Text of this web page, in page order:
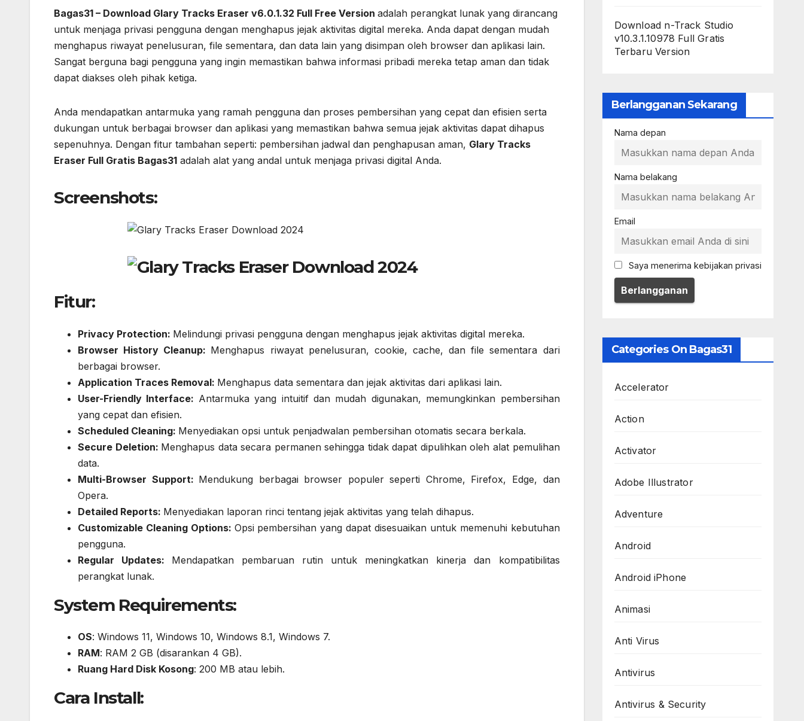
Bagas31 – Download Glary Tracks Eraser v6.0.1.32 Full Free Version adalah perangkat lunak yang dirancang
untuk menjaga privasi pengguna dengan menghapus jejak aktivitas digital mereka. Anda dapat dengan mudah
menghapus riwayat penelusuran, file sementara, dan data lain yang disimpan oleh browser dan aplikasi lain.
Sangat berguna bagi pengguna yang ingin memastikan bahwa informasi pribadi mereka tetap aman dan tidak
dapat diakses oleh pihak ketiga.
Anda mendapatkan antarmuka yang ramah pengguna dan proses pembersihan yang cepat dan efisien serta
dukungan untuk berbagai browser dan aplikasi yang memastikan bahwa semua jejak aktivitas dapat dihapus
sepenuhnya. Dengan fitur tambahan seperti: pembersihan jadwal dan penghapusan aman, Glary Tracks
Eraser Full Gratis Bagas31 adalah alat yang andal untuk menjaga privasi digital Anda.
Screenshots:
Fitur:
Privacy Protection: Melindungi privasi pengguna dengan menghapus jejak aktivitas digital mereka.
Browser History Cleanup: Menghapus riwayat penelusuran, cookie, cache, dan file sementara dari
berbagai browser.
Application Traces Removal: Menghapus data sementara dan jejak aktivitas dari aplikasi lain.
User-Friendly Interface: Antarmuka yang intuitif dan mudah digunakan, memungkinkan pembersihan
yang cepat dan efisien.
Scheduled Cleaning: Menyediakan opsi untuk penjadwalan pembersihan otomatis secara berkala.
Secure Deletion: Menghapus data secara permanen sehingga tidak dapat dipulihkan oleh alat pemulihan
data.
Multi-Browser Support: Mendukung berbagai browser populer seperti Chrome, Firefox, Edge, dan
Opera.
Detailed Reports: Menyediakan laporan rinci tentang jejak aktivitas yang telah dihapus.
Customizable Cleaning Options: Opsi pembersihan yang dapat disesuaikan untuk memenuhi kebutuhan
pengguna.
Regular Updates: Mendapatkan pembaruan rutin untuk meningkatkan kinerja dan kompatibilitas
perangkat lunak.
System Requirements:
OS: Windows 11, Windows 10, Windows 8.1, Windows 7.
RAM: RAM 2 GB (disarankan 4 GB).
Ruang Hard Disk Kosong: 200 MB atau lebih.
Cara Install:
Download n-Track Studio
v10.3.1.10978 Full Gratis
Terbaru Version
Berlangganan Sekarang
Nama depan
Nama belakang
Email
Saya menerima kebijakan privasi
Categories On Bagas31
Accelerator
Action
Activator
Adobe Illustrator
Adventure
Android
Android iPhone
Animasi
Anti Virus
Antivirus
Antivirus & Security